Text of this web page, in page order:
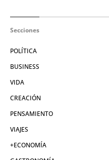
Secciones
POLÍTICA
BUSINESS
VIDA
CREACIÓN
PENSAMIENTO
VIAJES
+ECONOMÍA